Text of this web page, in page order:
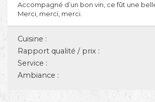
Accompagné d’un bon vin, ce fût une
Merci, merci, merci.
Cuisine :
Rapport qualité / prix :
Service :
Ambiance :